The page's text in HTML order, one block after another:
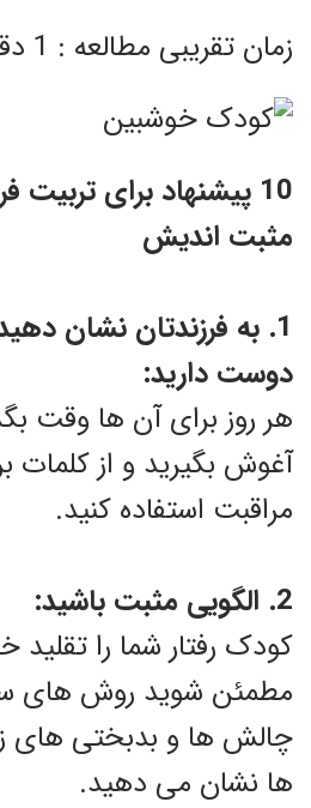
زمان تقریبی مطالعه : 1 دقیقه
10 پیشنهاد برای
مثبت اندیش
1. به فرزندتان نشان
دوست دارید:
هر روز برای آن ها وقت
آغوش بگیرید و از کلمات
مراقبت استفاده کنید.
2. الگویی مثبت باشید:
کودک رفتار شما را تقلید
مطمئن شوید روش های
چالش ها و بدبختی های
ها نشان می دهید.